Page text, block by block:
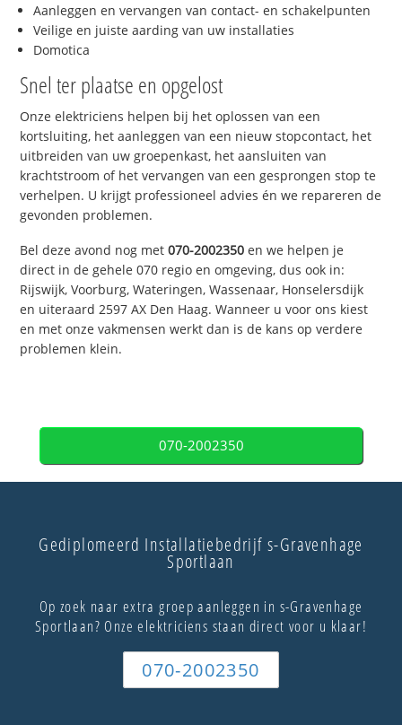
Aanleggen en vervangen van contact- en schakelpunten
Veilige en juiste aarding van uw installaties
Domotica
Snel ter plaatse en opgelost
Onze elektriciens helpen bij het oplossen van een
kortsluiting, het aanleggen van een nieuw stopcontact, het
uitbreiden van uw groepenkast, het aansluiten van
krachtstroom of het vervangen van een gesprongen stop te
verhelpen. U krijgt professioneel advies én we repareren de
gevonden problemen.
Bel deze avond nog met070-2002350 en we helpen je
direct in de gehele 070 regio en omgeving, dus ook in:
Rijswijk, Voorburg, Wateringen, Wassenaar, Honselersdijk
en uiteraard 2597 AX Den Haag. Wanneer u voor ons kiest
en met onze vakmensen werkt dan is de kans op verdere
problemen klein.
070-2002350
Gediplomeerd Installatiebedrijf s-Gravenhage
Sportlaan
Op zoek naar extra groep aanleggen in s-Gravenhage
Sportlaan? Onze elektriciens staan direct voor u klaar!
070-2002350